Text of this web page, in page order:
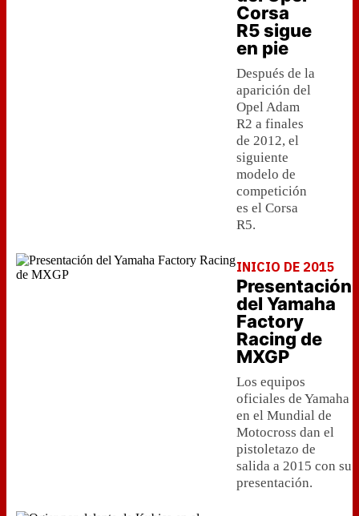
Corsa
R5 sigue
en pie
Después de la
aparición del
Opel Adam
R2 a finales
de 2012, el
siguiente
modelo de
competición
es el Corsa
R5.
INICIO DE 2015
Presentación
del Yamaha
Factory
Racing de
MXGP
Los equipos
oficiales de Yamaha
en el Mundial de
Motocross dan el
pistoletazo de
salida a 2015 con su
presentación.